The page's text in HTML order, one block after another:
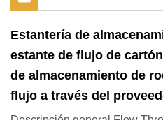
Estantería de
estante de flujo de
de almacenamiento de
flujo a través del